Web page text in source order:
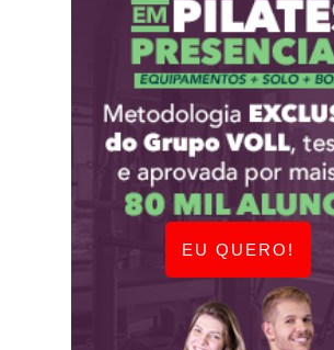
EU QUERO!